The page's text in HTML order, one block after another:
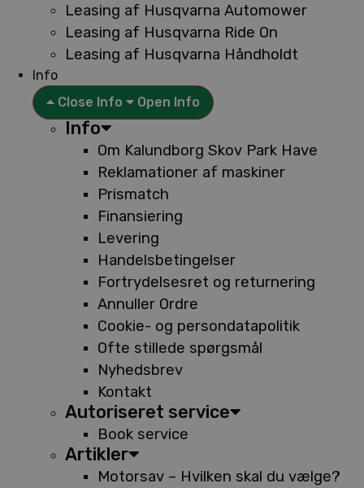
Leasing af Husqvarna Automower
Leasing af Husqvarna Ride On
Leasing af Husqvarna Håndholdt
Info
Close Info
Open Info
Info
Om Kalundborg Skov Park Have
Reklamationer af maskiner
Prismatch
Finansiering
Levering
Handelsbetingelser
Fortrydelsesret og returnering
Annuller Ordre
Cookie- og persondatapolitik
Ofte stillede spørgsmål
Nyhedsbrev
Kontakt
Autoriseret service
Book service
Artikler
Motorsav – Hvilken skal du vælge?